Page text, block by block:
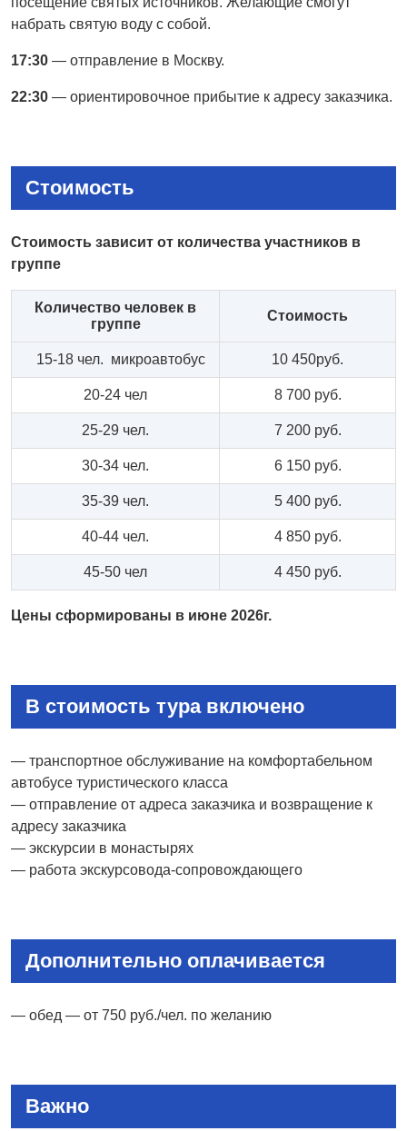
набрать святую воду с собой.
17:30 — отправление в Москву.
22:30 — ориентировочное прибытие к адресу заказчика.
Стоимость
Стоимость зависит от количества участников в
группе
Количество человек в
группе
Стоимость
15-18 чел. микроавтобус 10 450руб.
20-24 чел 8 700 руб.
25-29 чел. 7 200 руб.
30-34 чел. 6 150 руб.
35-39 чел. 5 400 руб.
40-44 чел. 4 850 руб.
45-50 чел 4 450 руб.
Цены сформированы в июне 2026г.
В стоимость тура включено
— транспортное обслуживание на комфортабельном
автобусе туристического класса
— отправление от адреса заказчика и возвращение к
адресу заказчика
— экскурсии в монастырях
— работа экскурсовода-сопровождающего
Дополнительно оплачивается
— обед — от 750 руб./чел. по желанию
Важно